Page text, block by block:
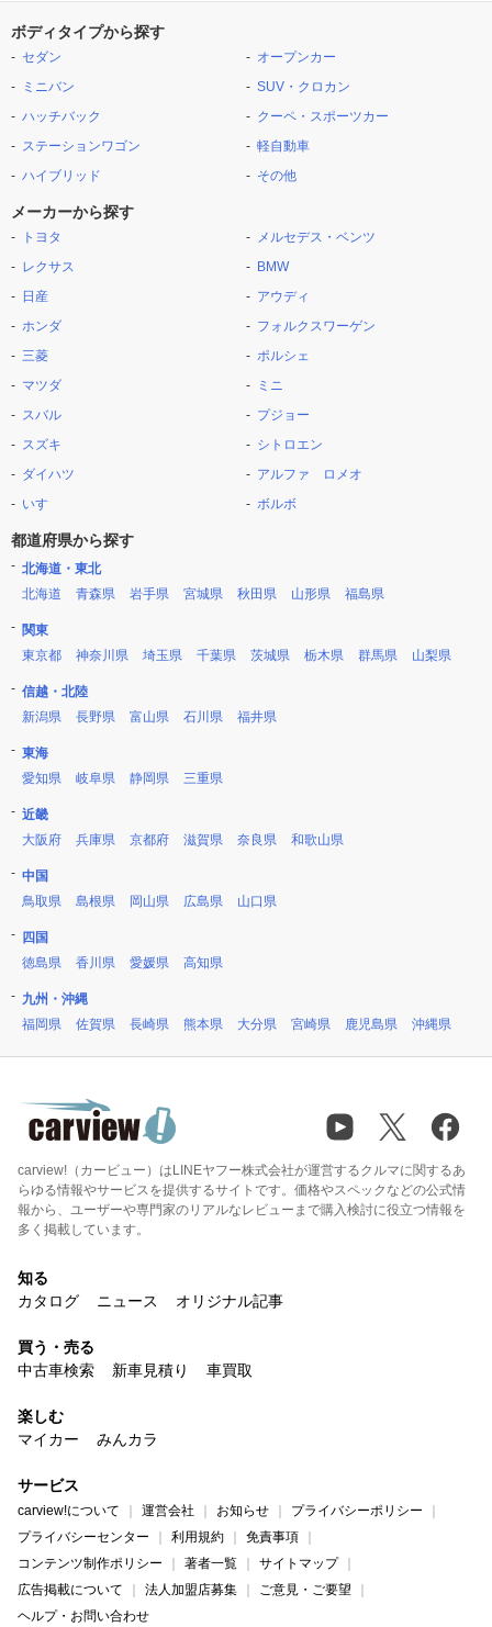
ボディタイプから探す
セダン
ミニバン
ハッチバック
ステーションワゴン
ハイブリッド
オープンカー
SUV・クロカン
クーペ・スポーツカー
軽自動車
その他
メーカーから探す
トヨタ
レクサス
日産
ホンダ
三菱
マツダ
スバル
スズキ
ダイハツ
いすゞ
メルセデス・ベンツ
BMW
アウディ
フォルクスワーゲン
ポルシェ
ミニ
プジョー
シトロエン
アルファ ロメオ
ボルボ
都道府県から探す
北海道・東北
北海道
青森県 岩手県 宮城県 秋田県 山形県 福島県
関東
東京都
神奈川県 埼玉県 千葉県 茨城県 栃木県 群馬県 山梨県
信越・北陸
新潟県
長野県 富山県 石川県 福井県
東海
愛知県
岐阜県 静岡県 三重県
近畿
大阪府
兵庫県 京都府 滋賀県 奈良県 和歌山県
中国
鳥取県
島根県 岡山県 広島県 山口県
四国
徳島県
香川県 愛媛県 高知県
九州・沖縄
福岡県
佐賀県 長崎県 熊本県 大分県 宮崎県 鹿児島県 沖縄県
carview!（カービュー）はLINEヤフー株式会社が運営するクルマに関するあ
らゆる情報やサービスを提供するサイトです。価格やスペックなどの公式情
報から、ユーザーや専門家のリアルなレビューまで購入検討に役立つ情報を
多く掲載しています。
知る
カタログ
ニュース オリジナル記事
買う・売る
中古車検索
新車見積り 車買取
楽しむ
マイカー
みんカラ
サービス
carview!について 運営会社 お知らせ
プライバシーポリシー
プライバシーセンター
利用規約
免責事項
コンテンツ制作ポリシー
著者一覧
サイトマップ
広告掲載について
法人加盟店募集
ご意見・ご要望
ヘルプ・お問い合わせ